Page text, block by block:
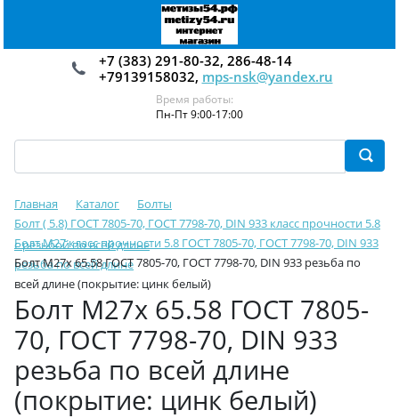
+7 (383) 291-80-32, 286-48-14
+79139158032, mps-nsk@yandex.ru
Время работы:
Пн-Пт 9:00-17:00
Главная Каталог
Болты
Болт ( 5.8) ГОСТ 7805-70, ГОСТ 7798-70, DIN 933 класс прочности 5.8
с резьбой по всей длине
Болт М27 класс прочности 5.8 ГОСТ 7805-70, ГОСТ 7798-70, DIN 933
резьба по всей длине
Болт М27х 65.58 ГОСТ 7805-70, ГОСТ 7798-70, DIN 933 резьба по
всей длине (покрытие: цинк белый)
Болт М27х 65.58 ГОСТ 7805-
70, ГОСТ 7798-70, DIN 933
резьба по всей длине
(покрытие: цинк белый)